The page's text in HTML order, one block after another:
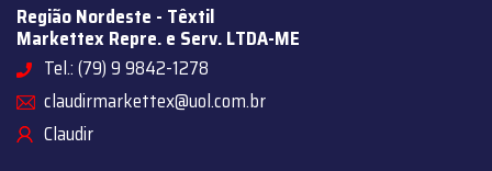
Região Nordeste - Têxtil
Markettex Repre. e Serv. LTDA-ME
Tel.: (79) 9 9842-1278
claudirmarkettex@uol.com.br
Claudir